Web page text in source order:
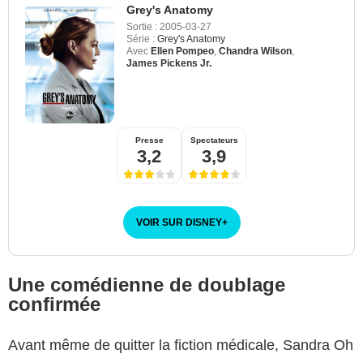
Grey's Anatomy
Sortie : 2005-03-27
Série : Grey's Anatomy
Avec Ellen Pompeo Chandra Wilson
James Pickens Jr.
Presse
3,2
Spectateurs
3,9
VOIR SUR DISNEY+
Une comédienne de doublage
confirmée
Avant même de quitter la fiction médicale, Sandra Oh